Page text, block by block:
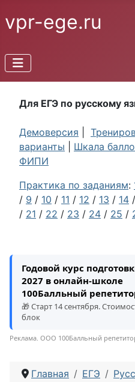
vpr-ege.ru
Для ЕГЭ по русскому
Демоверсия
варианты
Шкала
ФИПИ
Практика по заданиям:
/ 9 / 10 / 11 / 12 / 13 / 14 /
/ 21 / 22 / 23 / 24 / 25 /
Годовой курс
2027 в онлайн-школе
100Балльный
🎁 Старт 14 сентября.
блок
Реклама. ООО 100Балльный
Главная ЕГЭ